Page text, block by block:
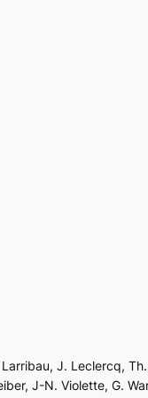
J. Leclercq,
J-N. Violette, G.